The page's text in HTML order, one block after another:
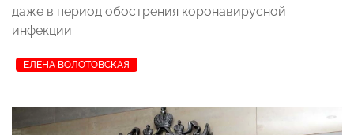
даже в период обострения коронавирусной
инфекции.
ЕЛЕНА ВОЛОТОВСКАЯ